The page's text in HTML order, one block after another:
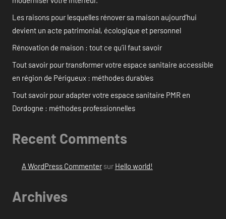
Les raisons pour lesquelles rénover sa maison aujourd’hui
devient un acte patrimonial, écologique et personnel
Rénovation de maison : tout ce qu’il faut savoir
Tout savoir pour transformer votre espace sanitaire accessible
en région de Périgueux : méthodes durables
Tout savoir pour adapter votre espace sanitaire PMR en
Dordogne : méthodes professionnelles
Recent Comments
A WordPress Commentersur Hello world!
Archives